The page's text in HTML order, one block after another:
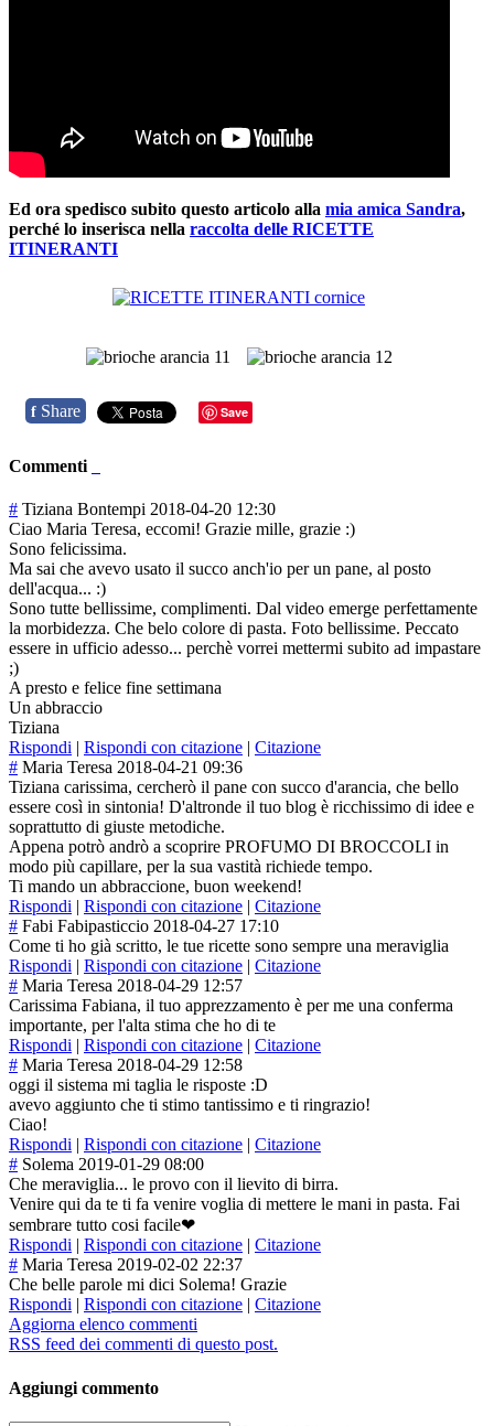
Ed ora spedisco subito questo articolo alla mia amica Sandra,
perché lo inserisca nella raccolta delle RICETTE
ITINERANTI
f Share Save
Commenti
# Tiziana Bontempi 2018-04-20 12:30
Ciao Maria Teresa, eccomi! Grazie mille, grazie :)
Sono felicissima.
Ma sai che avevo usato il succo anch'io per un pane, al posto
dell'acqua... :)
Sono tutte bellissime, complimenti. Dal video emerge perfettamente
la morbidezza. Che belo colore di pasta. Foto bellissime. Peccato
essere in ufficio adesso... perchè vorrei mettermi subito ad impastare
;)
A presto e felice fine settimana
Un abbraccio
Tiziana
Rispondi | Rispondi con citazione | Citazione
# Maria Teresa 2018-04-21 09:36
Tiziana carissima, cercherò il pane con succo d'arancia, che bello
essere così in sintonia! D'altronde il tuo blog è ricchissimo di idee e
soprattutto di giuste metodiche.
Appena potrò andrò a scoprire PROFUMO DI BROCCOLI in
modo più capillare, per la sua vastità richiede tempo.
Ti mando un abbraccione, buon weekend!
Rispondi | Rispondi con citazione | Citazione
# Fabi Fabipasticcio 2018-04-27 17:10
Come ti ho già scritto, le tue ricette sono sempre una meraviglia
Rispondi | Rispondi con citazione | Citazione
# Maria Teresa 2018-04-29 12:57
Carissima Fabiana, il tuo apprezzamento è per me una conferma
importante, per l'alta stima che ho di te
Rispondi | Rispondi con citazione | Citazione
# Maria Teresa 2018-04-29 12:58
oggi il sistema mi taglia le risposte :D
avevo aggiunto che ti stimo tantissimo e ti ringrazio!
Ciao!
Rispondi | Rispondi con citazione | Citazione
# Solema 2019-01-29 08:00
Che meraviglia... le provo con il lievito di birra.
Venire qui da te ti fa venire voglia di mettere le mani in pasta. Fai
sembrare tutto cosi facile❤
Rispondi | Rispondi con citazione | Citazione
# Maria Teresa 2019-02-02 22:37
Che belle parole mi dici Solema! Grazie
Rispondi | Rispondi con citazione | Citazione
Aggiorna elenco commenti
RSS feed dei commenti di questo post.
Aggiungi commento